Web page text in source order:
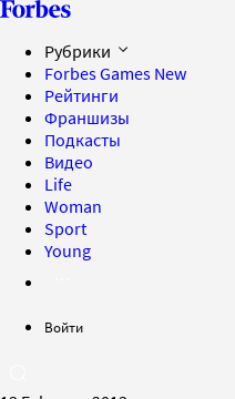
Рубрики
Forbes Games New
Рейтинги
Франшизы
Подкасты
Видео
Life
Woman
Sport
Young
Войти